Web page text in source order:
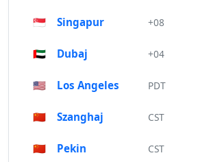
🇸🇬 Singapur +08
🇦🇪 Dubaj +04
🇺🇸 Los Angeles PDT
🇨🇳 Szanghaj CST
🇨🇳 Pekin CST